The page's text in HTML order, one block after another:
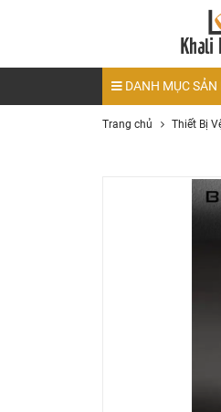
DANH MỤC SẢN
Trang chủ Thiết Bị